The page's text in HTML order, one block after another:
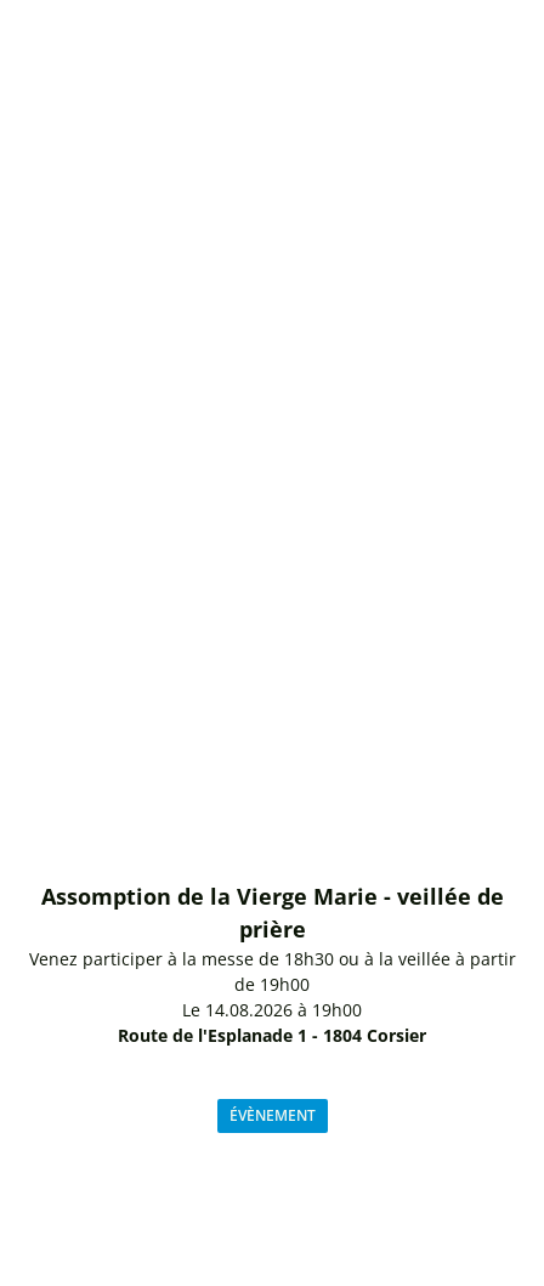
Assomption de la Vierge Marie - veillée de
prière
Venez participer à la messe de 18h30 ou à la veillée à partir
de 19h00
Le 14.08.2026 à 19h00
Route de l'Esplanade 1 - 1804 Corsier
ÉVÈNEMENT